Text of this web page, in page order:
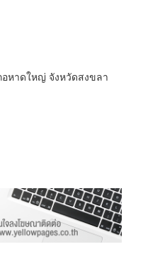
หาดใหญ่ จังหวัดสงขลา